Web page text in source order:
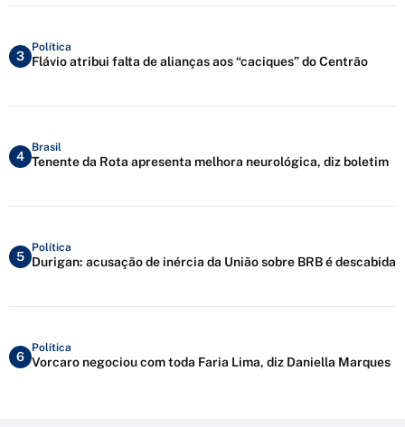
3
Política
Flávio atribui falta de alianças aos “caciques” do Centrão
4
Brasil
Tenente da Rota apresenta melhora neurológica, diz boletim
5
Política
Durigan: acusação de inércia da União sobre BRB é descabida
6
Política
Vorcaro negociou com toda Faria Lima, diz Daniella Marques